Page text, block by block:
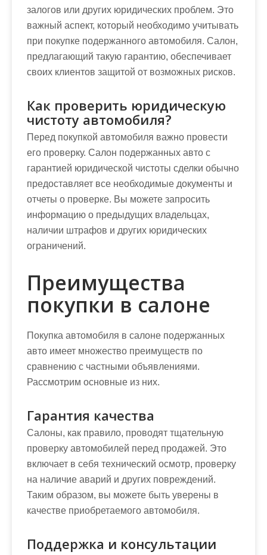
залогов или других юридических проблем. Это
важный аспект, который необходимо учитывать
при покупке подержанного автомобиля. Салон,
предлагающий такую гарантию, обеспечивает
своих клиентов защитой от возможных рисков.
Как проверить юридическую
чистоту автомобиля?
Перед покупкой автомобиля важно провести
его проверку. Салон подержанных авто с
гарантией юридической чистоты сделки обычно
предоставляет все необходимые документы и
отчеты о проверке. Вы можете запросить
информацию о предыдущих владельцах,
наличии штрафов и других юридических
ограничений.
Преимущества
покупки в салоне
Покупка автомобиля в салоне подержанных
авто имеет множество преимуществ по
сравнению с частными объявлениями.
Рассмотрим основные из них.
Гарантия качества
Салоны, как правило, проводят тщательную
проверку автомобилей перед продажей. Это
включает в себя технический осмотр, проверку
на наличие аварий и других повреждений.
Таким образом, вы можете быть уверены в
качестве приобретаемого автомобиля.
Поддержка и консультации